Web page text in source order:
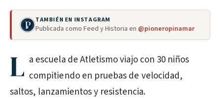
TAMBIÉN EN INSTAGRAM
Publicada como Feed y Historia en @pioneropinamar
L a escuela de Atletismo viajo con 30 niños
compitiendo en pruebas de velocidad,
saltos, lanzamientos y resistencia.